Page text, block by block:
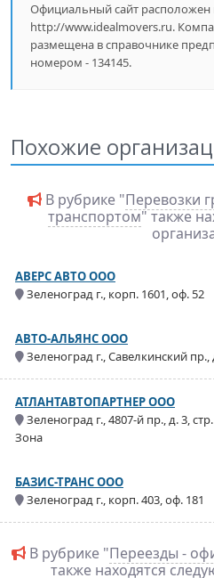
Официальный сайт расположен
http://www.idealmovers.ru.
размещена в справочнике
номером - 134145.
Похожие
В рубрике "Перевозки
транспортом" также
АВЕРС АВТО ООО
Зеленоград г., корп. 1601, оф. 52
АВТО-АЛЬЯНС ООО
Зеленоград г., Савелкинский пр.,
АТЛАНТАВТОПАРТНЕР ООО
Зеленоград г., 4807-й пр., д. 3,
Зона
БАЗИС-ТРАНС ООО
Зеленоград г., корп. 403, оф. 181
В рубрике "Переезды -
также находятся